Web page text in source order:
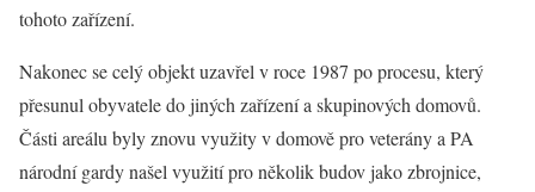
tohoto zařízení.
Nakonec se celý objekt uzavřel v roce 1987 po procesu, který
přesunul obyvatele do jiných zařízení a skupinových domovů.
Části areálu byly znovu využity v domově pro veterány a PA
národní gardy našel využití pro několik budov jako zbrojnice,